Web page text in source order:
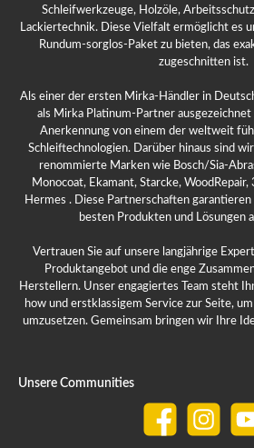
Schleifwerkzeuge, Holzöle,
Lackiertechnik. Diese Vielfalt ermöglicht es
Rundum-sorglos-Paket zu bieten, das
zugeschnitten ist.
Als einer der ersten Mirka-Händler in
als Mirka Platinum-Partner
Anerkennung von einem der weltweit
Schleiftechnologien. Darüber hinaus sind
renommierte Marken wie Bosch/Sia-
Monocoat, Ekamant, Starcke, WoodRepair,
Hermes . Diese Partnerschaften garantieren
besten Produkten und Lösungen
Vertrauen Sie auf unsere langjährige
Produktangebot und die enge
Herstellern. Unser engagiertes Team steht
how und erstklassigem Service zur Seite,
umzusetzen. Gemeinsam bringen wir Ihre
Unsere Communities
Facebook Instagram